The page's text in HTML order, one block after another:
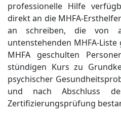
professionelle Hilfe
direkt an die MHFA-
anschreiben, die von
untenstehenden MHFA-
MHFA geschulten
stündigen Kurs zu
psychischer
und nach Abschluss
Zertifizierungsprüfung